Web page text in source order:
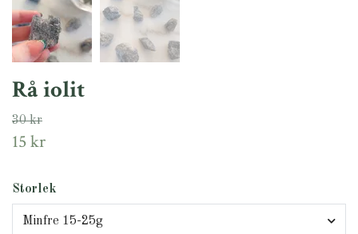
Rå iolit
30 kr
15 kr
Storlek
Minfre 15-25g